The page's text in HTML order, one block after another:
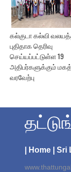
கல்குடா கல்வி
புதிதாக தெரிவு
செய்யப்பட்டுள்ள 19
அதிபர்களுக்கும்
வரவேற்பு
| Home |